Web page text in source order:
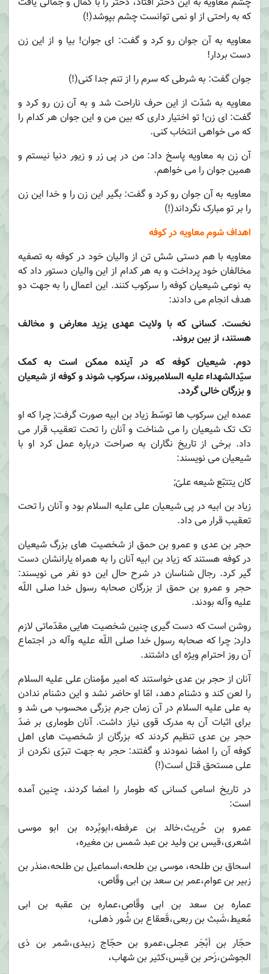
که به راحتی از او نمی توانست چشم بپوشد(!)
معاویه به آن جوان رو کرد و گفت: ای جوان! بیا و از این زن
دست بردار!
جوان گفت: به شرطی که سرم را از تنم جدا کنی(!)
معاویه به شدّت از این حرف ناراحت شد و به آن زن رو کرد و
گفت: ای زن! تو اختیار داری که بین من و این جوان هر کدام را
که می خواهی انتخاب کنی.
آن زن به معاویه پاسخ داد: من در پی زر و زیور دنیا نیستم و
همین جوان را می خواهم.
معاویه به آن جوان رو کرد و گفت: بگیر این زن را و خدا این زن
را بر تو مبارک نگرداند(!)
اهداف شوم معاویه در کوفه
معاویه با هم دستی شش تن از والیان خود در کوفه به تصفیه
مخالفان خود پرداخت و به هر کدام از این والیان دستور داد که
به نوعی شیعیان کوفه را سرکوب کنند. این اعمال را به جهت دو
هدف انجام می دادند:
نخست. کسانی که با ولایت عهدی یزید معارض و مخالف
هستند، از بین بروند.
دوم. شیعیان کوفه که در آینده ممکن است به کمک
سیّدالشهداء علیه السلامبروند، سرکوب شوند و کوفه از شیعیان
و بزرگان خالی گردد.
عمده این سرکوب ها توسّط زیاد بن ابیه صورت گرفت; چرا که او
تک تک شیعیان را می شناخت و آنان را تحت تعقیب قرار می
داد. برخی از تاریخ نگاران به صراحت درباره عمل کرد او با
شیعیان می نویسند:
کان یتتبّع شیعه علیّ;
زیاد بن ابیه در پی شیعیان علی علیه السلام بود و آنان را تحت
تعقیب قرار می داد.
حجر بن عدی و عمرو بن حمق از شخصیت های بزرگ شیعیان
در کوفه هستند که زیاد بن ابیه آنان را به همراه یارانشان دست
گیر کرد. رجال شناسان در شرح حال این دو نفر می نویسند:
حجر و عمرو بن حمق از بزرگان صحابه رسول خدا صلی اللّه
علیه وآله بودند.
روشن است که دست گیری چنین شخصیت هایی مقدّماتی لازم
دارد; چرا که صحابه رسول خدا صلی اللّه علیه وآله در اجتماع
آن روز احترام ویژه ای داشتند.
آنان از حجر بن عدی خواستند که امیر مؤمنان علی علیه السلام
را لعن کند و دشنام دهد، امّا او حاضر نشد و این دشنام ندادن
به علی علیه السلام در آن زمان جرم بزرگی محسوب می شد و
برای اثبات آن به مدرک قوی نیاز داشت. آنان طوماری بر ضدّ
حجر بن عدی تنظیم کردند که بزرگان از شخصیت های اهل
کوفه آن را امضا نمودند و گفتند: حجر به جهت تبرّی نکردن از
علی مستحق قتل است(!)
در تاریخ اسامی کسانی که طومار را امضا کردند، چنین آمده
است:
عمرو بن حُریث،خالد بن عرفطه،ابوبُرده بن ابو موسی
اشعری،قیس بن ولید بن عبد شمس بن مغیره،
اسحاق بن طلحه، موسی بن طلحه،اسماعیل بن طلحه،منذر بن
زبیر بن عوام،عمر بن سعد بن ابی وقّاص،
عماره بن سعد بن ابی وقّاص،عماره بن عقبه بن ابی
مُعیط،شَبث بن ربعی،قَعقاع بن شُور ذهلی،
حجّار بن اَبْجَر عجلی،عمرو بن حجّاج زبیدی،شمر بن ذی
الجوشن،زَحر بن قیس،کثیر بن شهاب،